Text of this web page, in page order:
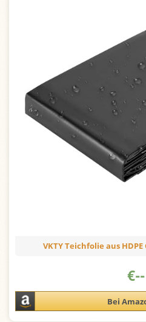
VKTY Teichfolie aus
€--
Bei